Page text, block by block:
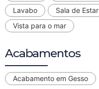
Lavabo
Sala de Estar
Vista para o mar
Acabamentos
Acabamento em Gesso